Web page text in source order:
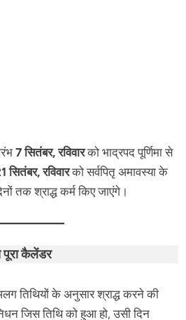
7 सितंबर, रविवारको भाद्रपद पूर्णिमा से
सितंबर, रविवारको सर्वपितृ अमावस्या के
तक श्राद्ध कर्म किए जाएंगे।
कैलेंडर
तिथियों के अनुसार श्राद्ध करने की
जिस तिथि को हुआ हो, उसी दिन